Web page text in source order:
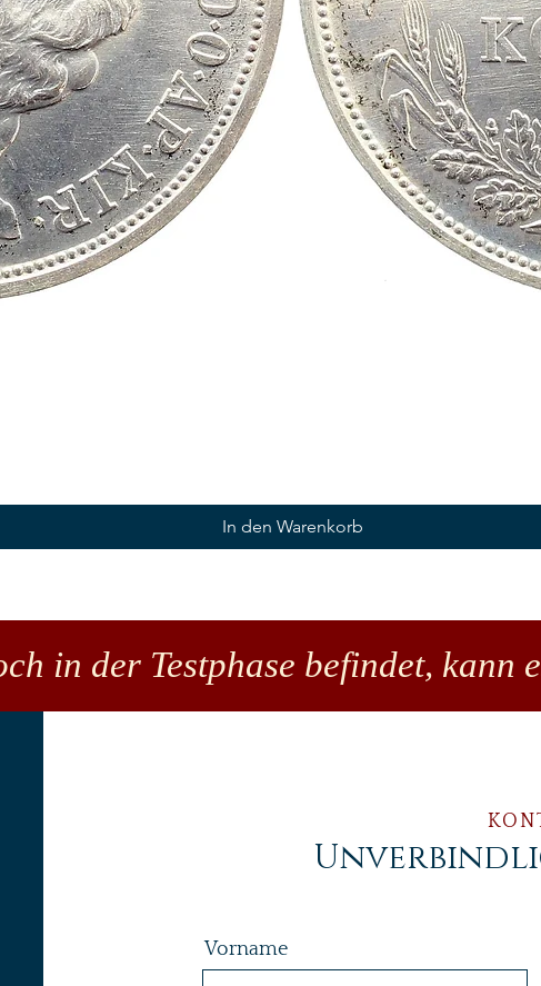
In den Warenkorb
in der Testphase befindet,
Vorname